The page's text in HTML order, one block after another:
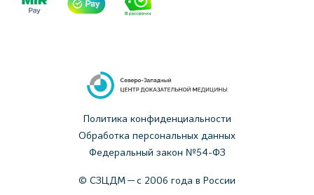
Политика конфиденциальности
Обработка персональных данных
Федеральный закон №54-ФЗ
© СЗЦДМ — с 2006 года в России